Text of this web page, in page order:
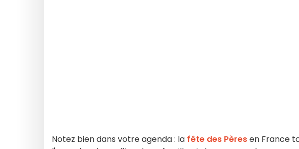
Notez bien dans votre agenda : la fête des Pèresen France